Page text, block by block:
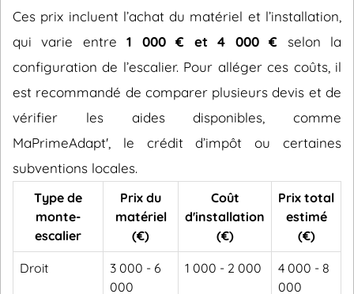
Ces prix incluent l’achat du matériel et l’installation,
qui varie entre1 000 € et 4 000 € selon la
configuration de l’escalier. Pour alléger ces coûts, il
est recommandé de comparer plusieurs devis et de
vérifier les aides disponibles, comme
MaPrimeAdapt', le crédit d’impôt ou certaines
subventions locales.
Type de
monte-
escalier
Prix du
matériel
(€)
Coût
d'installation
(€)
Prix total
estimé
(€)
Droit
3 000 - 6
000
1 000 - 2 000
4 000 - 8
000